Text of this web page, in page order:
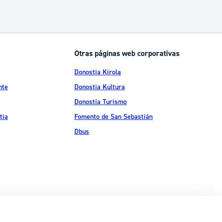
Otras páginas web corporativas
Donostia Kirola
Donostia Kultura
Donostia Turismo
Fomento de San Sebastián
Dbus